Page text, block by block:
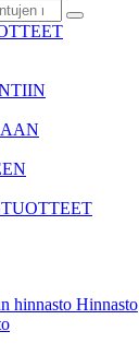
hinnasto Hinnasto